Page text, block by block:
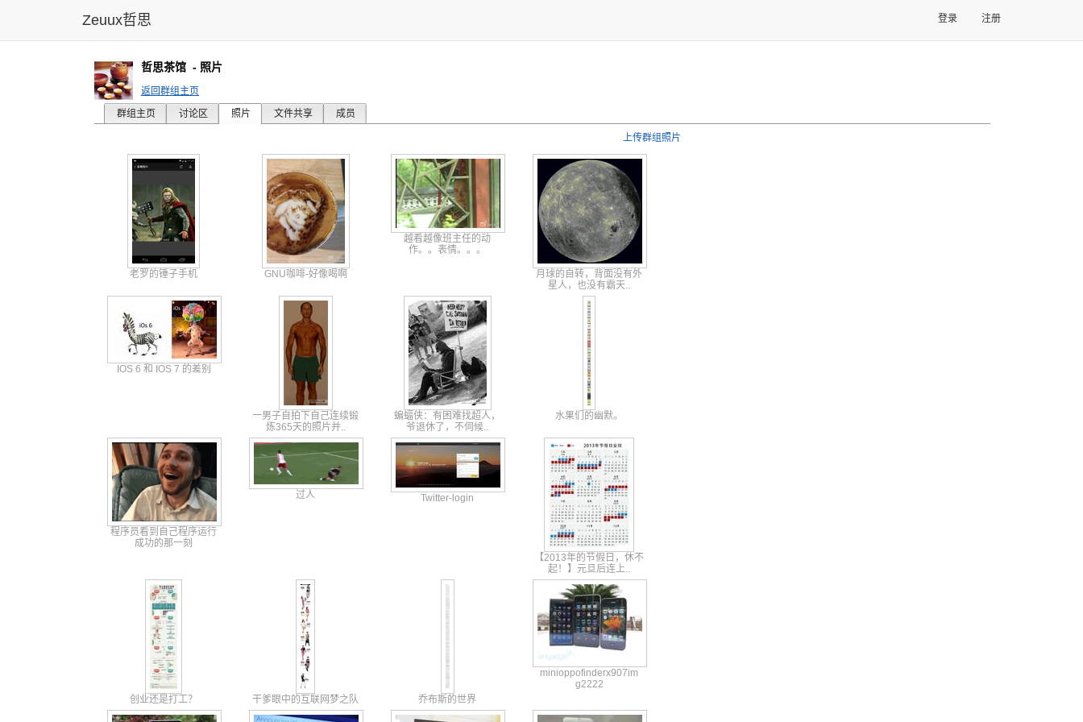
Zeuux哲思 登录 注册
哲思茶馆 - 照片
返回群组主页
群组主页
讨论区 照片 文件共享 成员
上传群组照片
老罗的锤子手机 GNU咖啡-好像喝啊
越看越像班主任的动
作。。表情。。。
月球的自转，背面没有外
星人，也没有霸天..
IOS 6 和 IOS 7 的差别
一男子自拍 下自己连续锻
炼365天的照片并..
蝙蝠侠：有 困难找超人，
爷退休了 ，不伺候..
水果们的幽默。
程序员看到自己程序运行
成功的那一刻
过人 Twitter-login
【2013年的节假日 ，休不
起！ 】元旦后连上..
创业还是打工？ 干爹眼中的互联网梦之队 乔布斯的世界
minioppofinderx907im
g2222